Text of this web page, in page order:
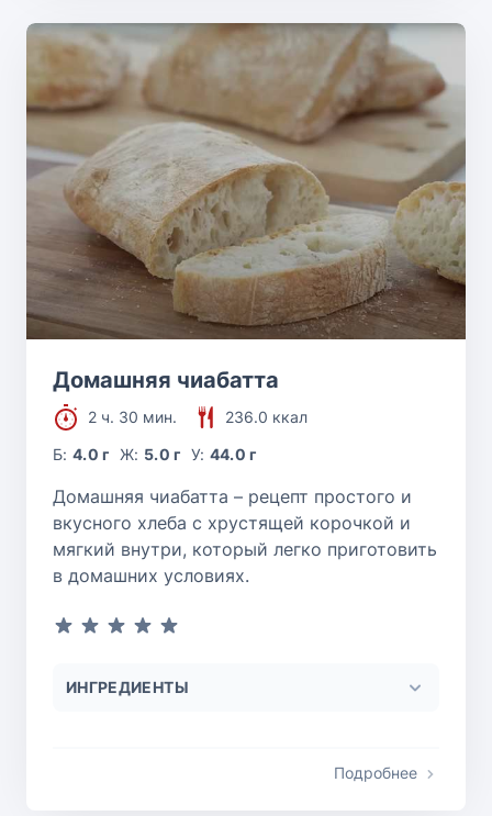
Домашняя чиабатта
2 ч. 30 мин.
236.0 ккал
Б:4.0 г Ж: 5.0 г У: 44.0 г
Домашняя чиабатта – рецепт простого и
вкусного хлеба с хрустящей корочкой и
мягкий внутри, который легко приготовить
в домашних условиях.
ИНГРЕДИЕНТЫ
Подробнее